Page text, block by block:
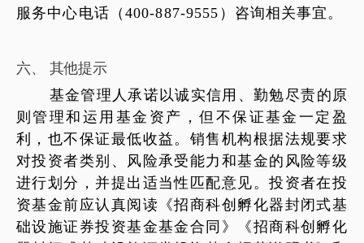
服务中心电话（ 400-887-9555 ）咨询相关事宜。
六、
其他提示
基金管理人承诺以诚实信用、勤勉尽责的原
则管理和运用基金资产，但不保证基金一定盈
利，也不保证最低收益。销售机构根据法规要求
对投资者类别、风险承受能力和基金的风险等级
进行划分，并提出适当性匹配意见。投资者在投
资基金前应认真阅读《招商科创孵化器封闭式基
础设施证券投资基金基金合同》《招商科创孵化